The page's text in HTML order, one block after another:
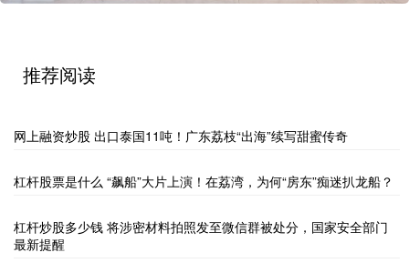
推荐阅读
网上融资炒股 出口泰国11吨！广东荔枝“出海”续写甜蜜传奇
杠杆股票是什么 “飙船”大片上演！在荔湾，为何“房东”痴迷扒龙船？
杠杆炒股多少钱 将涉密材料拍照发至微信群被处分，国家安全部门
最新提醒